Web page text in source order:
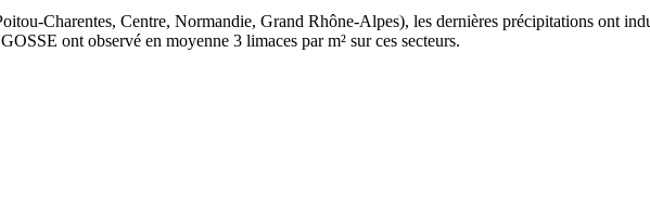
Charentes, Centre, Normandie, Grand Rhône-Alpes), les dernières précipitations ont
ont observé en moyenne 3 limaces par m² sur ces secteurs.